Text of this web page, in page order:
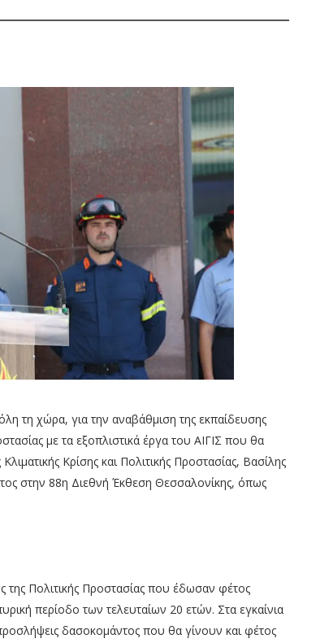
τη χώρα, για την αναβάθμιση της εκπαίδευσης
με τα εξοπλιστικά έργα του ΑΙΓΙΣ που θα
Κρίσης και Πολιτικής Προστασίας, Βασίλης
στην 88η Διεθνή Έκθεση Θεσσαλονίκης, όπως
Πολιτικής Προστασίας που έδωσαν φέτος
περίοδο των τελευταίων 20 ετών. Στα εγκαίνια
δασοκομάντος που θα γίνουν και φέτος